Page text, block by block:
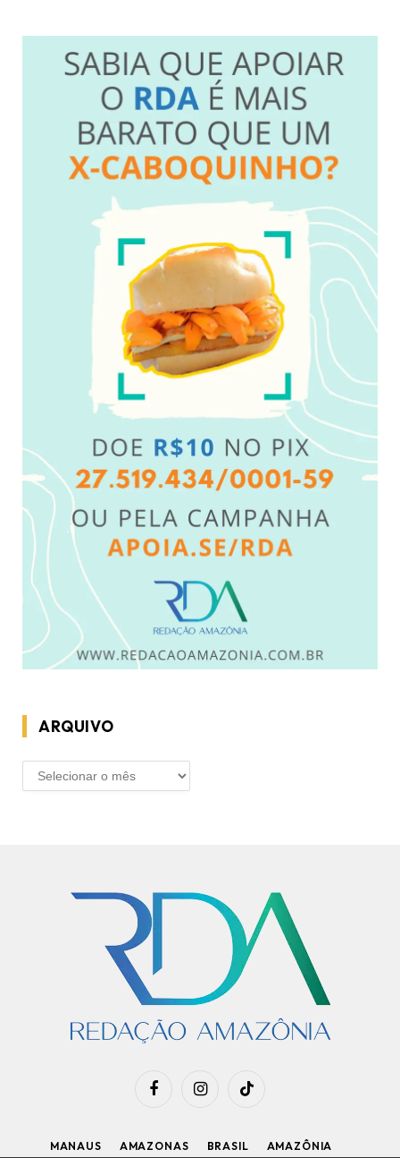
ARQUIVO
ARQUIVO
FacebookInstagramTikTok
MANAUS AMAZONAS BRASIL AMAZÔNIA